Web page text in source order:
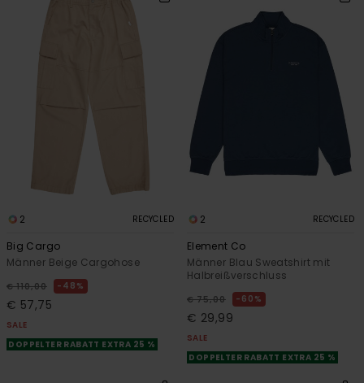
2 RECYCLED
Big Cargo
Männer Beige Cargohose
€ 110,00 48%
€ 57,75
SALE
DOPPELTER RABATT EXTRA 25 %
2 RECYCLED
Element Co
Männer Blau Sweatshirt mit
Halbreißverschluss
€ 75,00 60%
€ 29,99
SALE
DOPPELTER RABATT EXTRA 25 %